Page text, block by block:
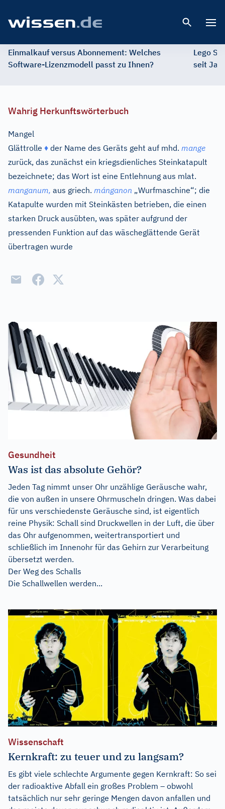
Einmalkauf versus Abonnement: Welches
Software-Lizenzmodell passt zu Ihnen?
Lego
seit
Wahrig Herkunftswörterbuch
Mangel
Glättrolle ♦ der Name des Geräts geht auf mhd. mange
zurück, das zunächst ein kriegsdienliches Steinkatapult
bezeichnete; das Wort ist eine Entlehnung aus mlat.
manganum, aus griech. mánganon „Wurfmaschine“; die
Katapulte wurden mit Steinkästen betrieben, die einen
starken Druck ausübten, was später aufgrund der
pressenden Funktion auf das wäscheglättende Gerät
übertragen wurde
Gesundheit
Was ist das absolute Gehör?
Jeden Tag nimmt unser Ohr unzählige Geräusche wahr,
die von außen in unsere Ohrmuscheln dringen. Was dabei
für uns verschiedenste Geräusche sind, ist eigentlich
reine Physik: Schall sind Druckwellen in der Luft, die über
das Ohr aufgenommen, weitertransportiert und
schließlich im Innenohr für das Gehirn zur Verarbeitung
übersetzt werden.
Der Weg des Schalls
Die Schallwellen werden...
Wissenschaft
Kernkraft: zu teuer und zu langsam?
Es gibt viele schlechte Argumente gegen Kernkraft: So sei
der radioaktive Abfall ein großes Problem – obwohl
tatsächlich nur sehr geringe Mengen davon anfallen und